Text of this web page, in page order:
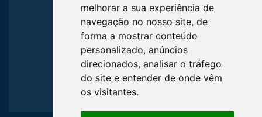
melhorar a sua experiência de
navegação no nosso site, de
forma a mostrar conteúdo
personalizado, anúncios
direcionados, analisar o tráfego
do site e entender de onde vêm
os visitantes.
Formulários
LGPD
Contato